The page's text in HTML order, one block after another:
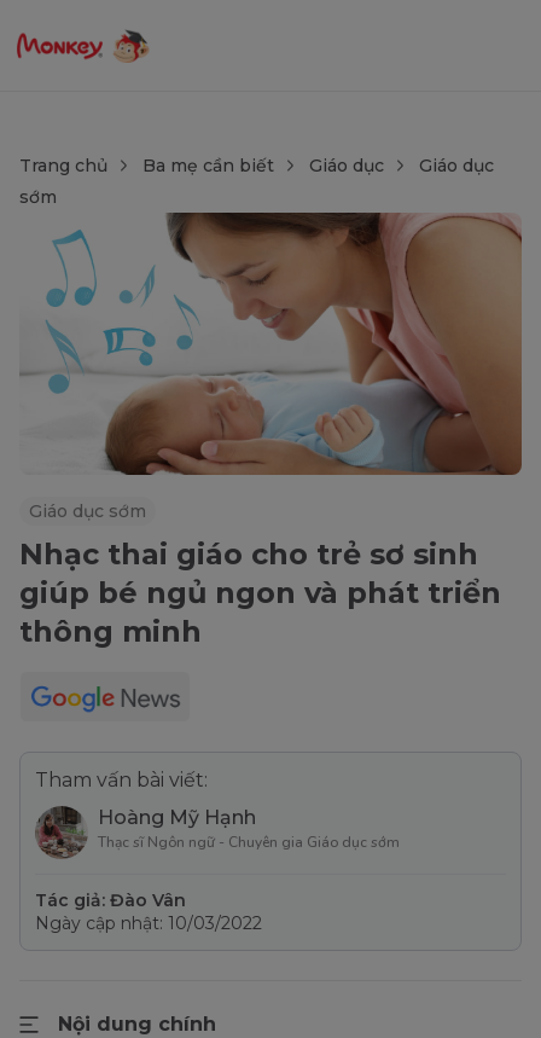
Trang chủ Ba mẹ cần biết Giáo dục
Giáo dục
sớm
Giáo dục sớm
Nhạc thai giáo cho trẻ sơ sinh
giúp bé ngủ ngon và phát triển
thông minh
Tham vấn bài viết:
Hoàng Mỹ Hạnh
Thạc sĩ Ngôn ngữ - Chuyên gia Giáo dục sớm
Tác giả: Đào Vân
Ngày cập nhật: 10/03/2022
Nội dung chính